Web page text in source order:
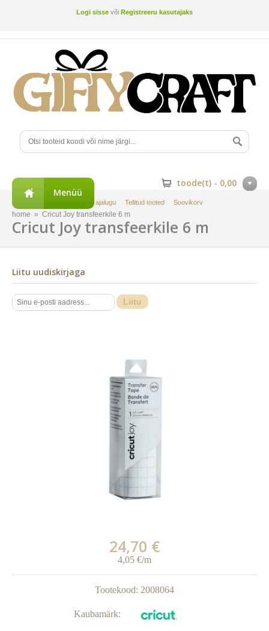
Logi sisse või Registreeru kasutajaks
toode(t) - 0,00
Tellimuste ajalugu Tellitud tooted Soovikorv
Menüü
home » Cricut Joy transfeerkile 6 m
Cricut Joy transfeerkile 6 m
Liitu uudiskirjaga
Liitu
24,70 €
4,05 €/m
Tootekood: 2008064
Kaubamärk: